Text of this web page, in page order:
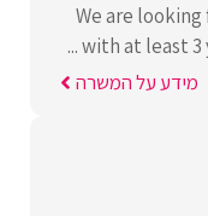
• We are
with at least 3
מידע על המשרה